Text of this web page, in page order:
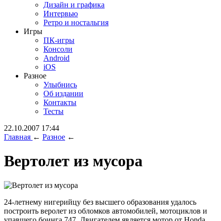
Дизайн и графика
Интервью
Ретро и ностальгия
Игры
ПК-игры
Консоли
Android
iOS
Разное
Улыбнись
Об издании
Контакты
Тесты
22.10.2007 17:44
Главная ← Разное ←
Вертолет из мусора
24-летнему нигерийцу без высшего образования удалось
построить веролет из обломков автомобилей, мотоциклов и